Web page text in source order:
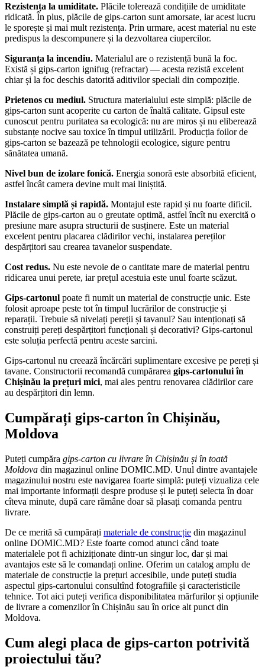
Rezistența la umiditate. Plăcile tolerează condițiile de umiditate
ridicată. În plus, plăcile de gips-carton sunt amorsate, iar acest lucru
le sporește și mai mult rezistența. Prin urmare, acest material nu este
predispus la descompunere și la dezvoltarea ciupercilor.
Siguranța la incendiu. Materialul are o rezistență bună la foc.
Există și gips-carton ignifug (refractar) — acesta rezistă excelent
chiar și la foc deschis datorită aditivilor speciali din compoziție.
Prietenos cu mediul. Structura materialului este simplă: plăcile de
gips-carton sunt acoperite cu carton de înaltă calitate. Gipsul este
cunoscut pentru puritatea sa ecologică: nu are miros și nu eliberează
substanțe nocive sau toxice în timpul utilizării. Producția foilor de
gips-carton se bazează pe tehnologii ecologice, sigure pentru
sănătatea umană.
Nivel bun de izolare fonică. Energia sonoră este absorbită eficient,
astfel încât camera devine mult mai liniștită.
Instalare simplă și rapidă. Montajul este rapid și nu foarte dificil.
Plăcile de gips-carton au o greutate optimă, astfel încît nu exercită o
presiune mare asupra structurii de susținere. Este un material
excelent pentru placarea clădirilor vechi, instalarea pereților
despărțitori sau crearea tavanelor suspendate.
Cost redus. Nu este nevoie de o cantitate mare de material pentru
ridicarea unui perete, iar prețul acestuia este unul foarte scăzut.
Gips-cartonul poate fi numit un material de construcție unic. Este
folosit aproape peste tot în timpul lucrărilor de construcție și
reparații. Trebuie să nivelați pereții și tavanul? Sau intenționați să
construiți pereți despărțitori funcționali și decorativi? Gips-cartonul
este soluția perfectă pentru aceste sarcini.
Gips-cartonul nu creează încărcări suplimentare excesive pe pereți și
tavane. Constructorii recomandă cumpărarea gips-cartonului în
Chișinău la prețuri mici, mai ales pentru renovarea clădirilor care
au despărțitori din lemn.
Cumpărați gips-carton în Chișinău,
Moldova
Puteți cumpăra gips-carton cu livrare în Chișinău și în toată
Moldova din magazinul online DOMIC.MD. Unul dintre avantajele
magazinului nostru este navigarea foarte simplă: puteți vizualiza cele
mai importante informații despre produse și le puteți selecta în doar
cîteva minute, după care rămâne doar să plasați comanda pentru
livrare.
De ce merită să cumpărați materiale de construcție din magazinul
online DOMIC.MD? Este foarte comod atunci când toate
materialele pot fi achiziționate dintr-un singur loc, dar și mai
avantajos este să le comandați online. Oferim un catalog amplu de
materiale de construcție la prețuri accesibile, unde puteți studia
aspectul gips-cartonului consultînd fotografiile și caracteristicile
tehnice. Tot aici puteți verifica disponibilitatea mărfurilor și opțiunile
de livrare a comenzilor în Chișinău sau în orice alt punct din
Moldova.
Cum alegi placa de gips-carton potrivită
proiectului tău?